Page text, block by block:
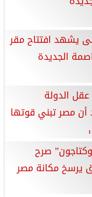
يشهد افتتاح مقر
الجديدة
الدولة
أن مصر تبني قوتها
صرح
يرسخ مكانة مصر